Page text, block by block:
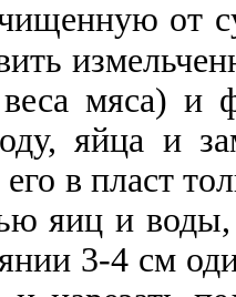
от
мяса) и
яйца и
его в пласт
яиц и
3-4 см